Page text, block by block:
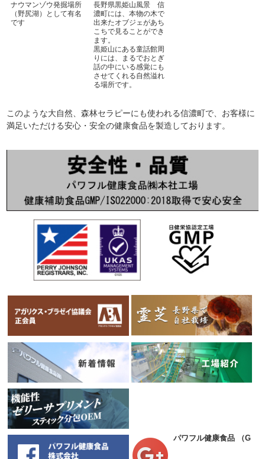
ナウマンゾウ発掘場所
（野尻湖）として有名
です
長野県黒姫山風景 信
濃町には、本物の木で
出来たオブジェがあち
こちで見ることができ
ます。
黒姫山にある童話館周
りには、まるでおとぎ
話の中にいる感覚にも
させてくれる自然溢れ
る場所です。
このような大自然、森林セラピーにも使われる信濃町で、お客様に
満足いただける安心・安全の健康食品を製造しております。
パワフル健康食品 （